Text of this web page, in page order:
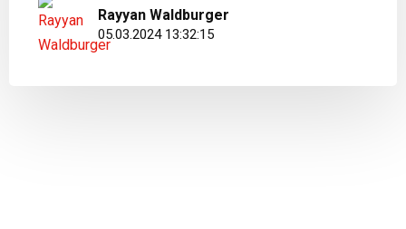
Rayyan Waldburger
05.03.2024 13:32:15